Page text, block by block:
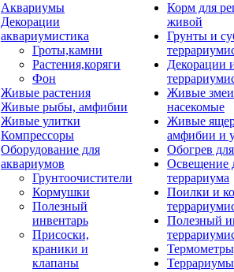
Аквариумы
Декорации
аквариумистика
Гроты,камни
Растения,коряги
Фон
Живые растения
Живые рыбы, амфибии
Живые улитки
Компрессоры
Оборудование для
аквариумов
Грунтоочистители
Кормушки
Полезный
инвентарь
Присоски,
краники и
клапаны
Корм для
живой
Грунты и
Декорации
Живые
насекомые
Живые
амфибии и
Обогрев
Освещение
террариума
Поилки и
Полезный